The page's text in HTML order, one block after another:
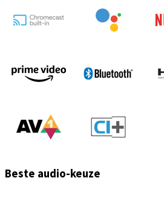
Beste audio-keuze